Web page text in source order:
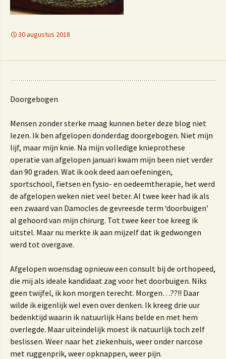
30 augustus 2018
Doorgebogen
Mensen zonder sterke maag kunnen beter deze blog niet
lezen. Ik ben afgelopen donderdag doorgebogen. Niet mijn
lijf, maar mijn knie. Na mijn volledige knieprothese
operatie van afgelopen januari kwam mijn been niet verder
dan 90 graden. Wat ik ook deed aan oefeningen,
sportschool, fietsen en fysio- en oedeemtherapie, het werd
de afgelopen weken niet veel beter. Al twee keer had ik als
een zwaard van Damocles de gevreesde term ‘doorbuigen’
al gehoord van mijn chirurg. Tot twee keer toe kreeg ik
uitstel. Maar nu merkte ik aan mijzelf dat ik gedwongen
werd tot overgave.
Afgelopen woensdag opnieuw een consult bij de orthopeed,
die mij als ideale kandidaat zag voor het doorbuigen. Niks
geen twijfel, ik kon morgen terecht. Morgen…??!! Daar
wilde ik eigenlijk wel even over denken. Ik kreeg drie uur
bedenktijd waarin ik natuurlijk Hans belde en met hem
overlegde. Maar uiteindelijk moest ik natuurlijk toch zelf
beslissen. Weer naar het ziekenhuis, weer onder narcose
met ruggenprik, weer opknappen, weer pijn.